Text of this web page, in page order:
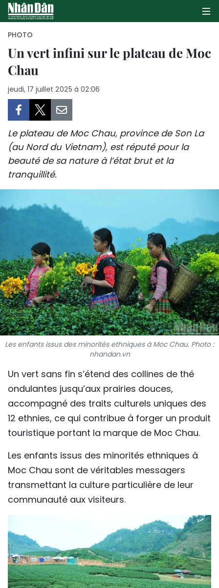
POLITIQUE
SOCIÉTÉ
CULTURE
SPORT
FRANCOPHONIE
PAYS NATAL
INTERNATIONAL
MÉGASTORIE
INFOGRAPHIE
PHOTO
À PROPOS DU "PEUPLE"
TIẾNG VIỆT
ENGLISH
中文
ESPAÑOL
PHOTO
Un vert infini sur le plateau de Moc
Chau
jeudi, 17 juillet 2025 à 02:06
Le plateau de Moc Chau, province de Son La
(au Nord du Vietnam), est réputé pour la
beauté de sa nature à l’état brut et la
tranquillité.
Les enfants issus des minorités ethniques à Moc Chau. Photo :
nhandan.vn
Un vert sans fin s’étend des collines de thé
ondulantes jusqu’aux prairies douces,
accompagné des traits culturels uniques des
12 ethnies, ce qui contribue à forger un produit
touristique portant la marque de Moc Chau.
Les enfants issus des minorités ethniques à
Moc Chau sont de véritables messagers
transmettant la culture particulière de leur
communauté aux visiteurs.